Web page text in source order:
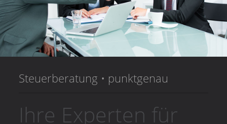
Steuerberatung • punktgenau
Ihre Experten für